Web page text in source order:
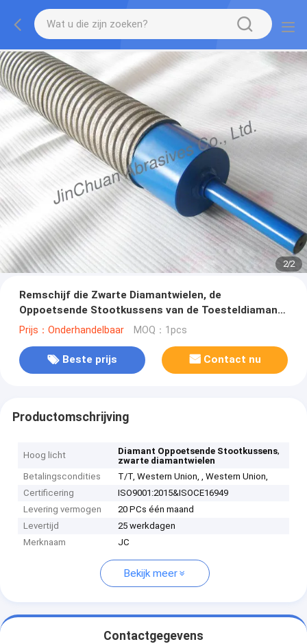
2/2
Remschijf die Zwarte Diamantwielen, de
Oppoetsende Stootkussens van de Toesteldiamant
machinaal bewerken
Prijs：Onderhandelbaar MOQ：1pcs
Beste prijs Contact nu
Productomschrijving
Hoog licht Diamant Oppoetsende Stootkussens,
zwarte diamantwielen
Betalingscondities
T/T, Western Union, , Western Union,
Certificering
ISO9001:2015&ISOCE16949
Levering vermogen
20 PCs één maand
Levertijd
25 werkdagen
Merknaam
JC
Bekijk meer
Contactgegevens